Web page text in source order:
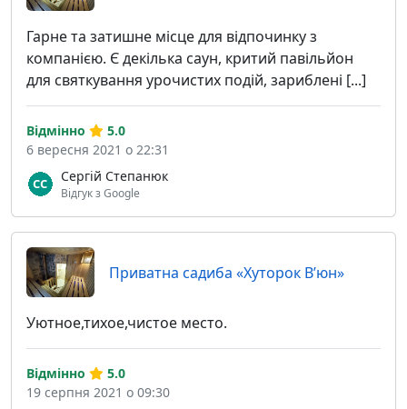
Гарне та затишне місце для відпочинку з
компанією. Є декілька саун, критий павільйон
для святкування урочистих подій, зариблені [...]
Сергій Степанюк
Відгук з Google
Відмінно
5.0
6 вересня 2021 о 22:31
Приватна садиба «Хуторок В’юн»
Уютное,тихое,чистое место.
Відмінно
5.0
19 серпня 2021 о 09:30